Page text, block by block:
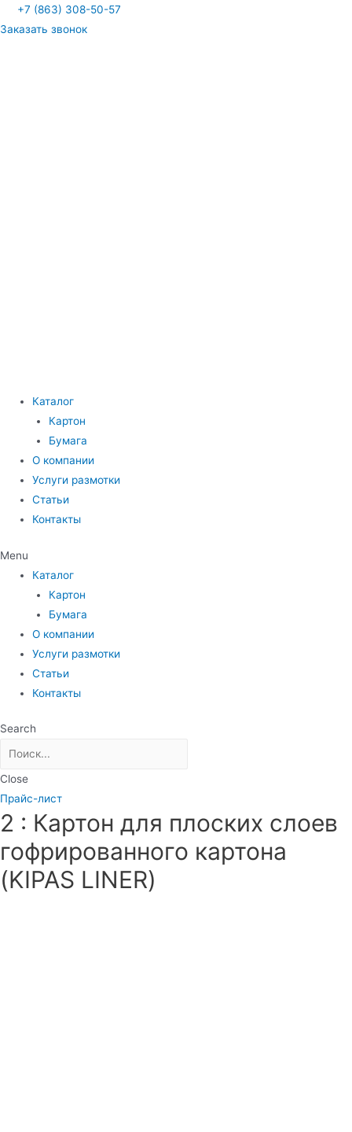
Перейти
к
+7 (863) 308-50-57
Заказать звонок
Каталог
Картон
Бумага
О компании
Услуги размотки
Статьи
Контакты
Menu
Каталог
Картон
Бумага
О компании
Услуги размотки
Статьи
Контакты
Search
Close
Прайс-лист
2 : Картон для плоских слоев
гофрированного картона
(KIPAS LINER)